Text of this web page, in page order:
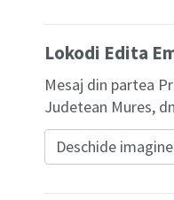
Lokodi Edita
Mesaj din partea
Judetean Mures,
Deschide